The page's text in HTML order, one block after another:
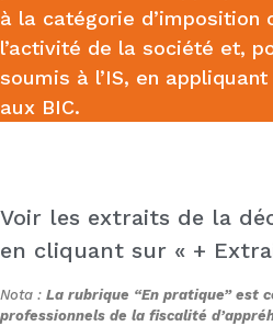
à la catégorie d’imposition
l’activité de la société et,
soumis à l’IS, en
aux BIC.
Voir les extraits de la
en cliquant sur « +
Nota : La rubrique “En pratique” est
professionnels de la fiscalité